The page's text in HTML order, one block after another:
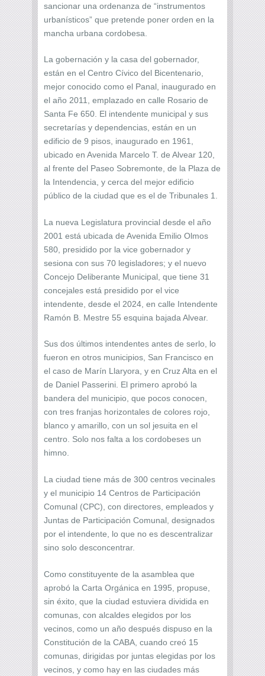
sancionar una ordenanza de “instrumentos
urbanísticos” que pretende poner orden en la
mancha urbana cordobesa.
La gobernación y la casa del gobernador,
están en el Centro Cívico del Bicentenario,
mejor conocido como el Panal, inaugurado en
el año 2011, emplazado en calle Rosario de
Santa Fe 650. El intendente municipal y sus
secretarías y dependencias, están en un
edificio de 9 pisos, inaugurado en 1961,
ubicado en Avenida Marcelo T. de Alvear 120,
al frente del Paseo Sobremonte, de la Plaza de
la Intendencia, y cerca del mejor edificio
público de la ciudad que es el de Tribunales 1.
La nueva Legislatura provincial desde el año
2001 está ubicada de Avenida Emilio Olmos
580, presidido por la vice gobernador y
sesiona con sus 70 legisladores; y el nuevo
Concejo Deliberante Municipal, que tiene 31
concejales está presidido por el vice
intendente, desde el 2024, en calle Intendente
Ramón B. Mestre 55 esquina bajada Alvear.
Sus dos últimos intendentes antes de serlo, lo
fueron en otros municipios, San Francisco en
el caso de Marín Llaryora, y en Cruz Alta en el
de Daniel Passerini. El primero aprobó la
bandera del municipio, que pocos conocen,
con tres franjas horizontales de colores rojo,
blanco y amarillo, con un sol jesuita en el
centro. Solo nos falta a los cordobeses un
himno.
La ciudad tiene más de 300 centros vecinales
y el municipio 14 Centros de Participación
Comunal (CPC), con directores, empleados y
Juntas de Participación Comunal, designados
por el intendente, lo que no es descentralizar
sino solo desconcentrar.
Como constituyente de la asamblea que
aprobó la Carta Orgánica en 1995, propuse,
sin éxito, que la ciudad estuviera dividida en
comunas, con alcaldes elegidos por los
vecinos, como un año después dispuso en la
Constitución de la CABA, cuando creó 15
comunas, dirigidas por juntas elegidas por los
vecinos, y como hay en las ciudades más